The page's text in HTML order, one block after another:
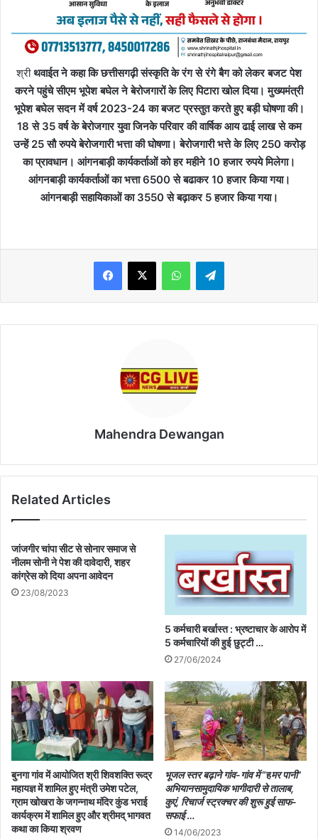
श्रीथवाईत ने कहा कि छत्तीसगढ़ी संस्कृति के रंग से रंगे बैग को लेकर बजट पेश
करने पहुंचे सीएम भूपेश बघेल ने बेरोजगारों के लिए पिटारा खोल दिया। मुख्यमंत्री
भूपेश बघेल सदन में वर्ष 2023-24 का बजट प्रस्तुत करते हुए बड़ी घोषणा की।
18 से 35 वर्ष के बेरोजगार युवा जिनके परिवार की वार्षिक आय ढाई लाख से कम
उन्हें 25 सौ रुपये बेरोजगारी भत्ता की घोषणा। बेरोजगारी भत्ते के लिए 250 करोड़
का प्रावधान। आंगनबाड़ी कार्यकर्ताओं को हर महीने 10 हजार रुपये मिलेगा।
आंगनबाड़ी कार्यकर्ताओं का भत्ता 6500 से बढाकर 10 हजार किया गया।
आंगनबाड़ी सहायिकाओं का 3550 से बढ़ाकर 5 हजार किया गया।
WhatsAppTelegram
Mahendra Dewangan
Related Articles
जांजगीर चांपा सीट से सोनार समाज से
नीलम सोनी ने पेश की दावेदारी, शहर
कांग्रेस को दिया अपना आवेदन
23/08/2023
5 कर्मचारी बर्खास्त : भ्रष्टाचार के आरोप में
5 कर्मचारियों की हुई छुट्टी …
27/06/2024
बुनगा गांव में आयोजित श्री शिवशक्ति रूद्र
महायज्ञ में शामिल हुए मंत्री उमेश पटेल,
ग्राम खोखरा के जगन्नाथ मंदिर कुंड भराई
कार्यक्रम में शामिल हुए और श्रीमद् भागवत
कथा का किया श्रवण
भूजल स्तर बढ़ाने गांव-गांव में“हमर पानी”
अभियानसामुदायिक भागीदारी से तालाब,
कुएं, रिचार्ज स्ट्रक्चर की शुरू हुई साफ-
सफाई…
14/06/2023